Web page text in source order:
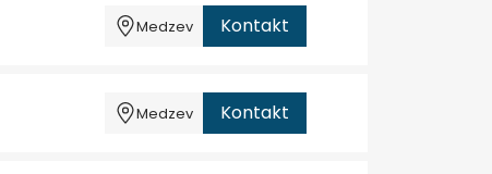
Medzev Kontakt
Medzev Kontakt